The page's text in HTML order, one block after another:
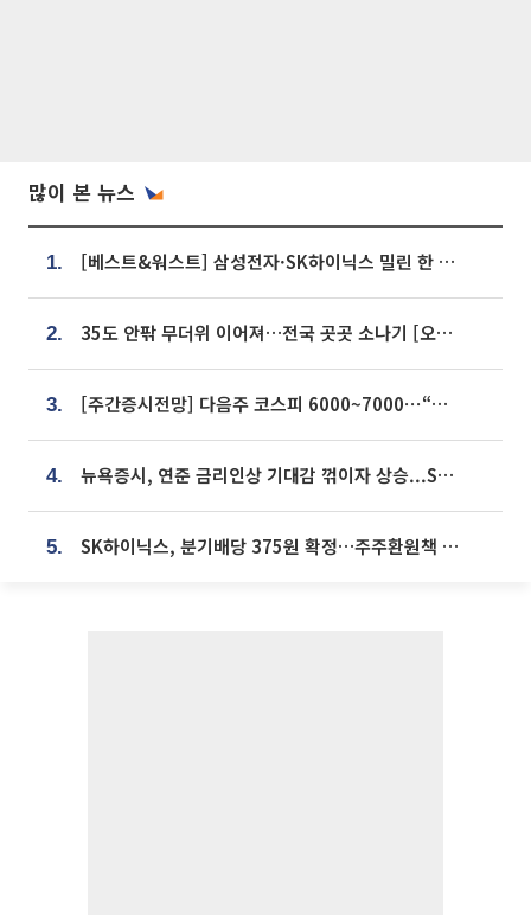
많이 본 뉴스
1. [베스트&워스트] 삼성전자·SK하이닉스 밀린 한 주…상상인증권은 85% 급등
2. 35도 안팎 무더위 이어져…전국 곳곳 소나기 [오늘 날씨]
3. [주간증시전망] 다음주 코스피 6000~7000⋯“外人 수급은 정책이 변수”
4. 뉴욕증시, 연준 금리인상 기대감 꺾이자 상승...S&P500 사상 최고치 [종합]
5. SK하이닉스, 분기배당 375원 확정…주주환원책 9월로 앞당겨 발표